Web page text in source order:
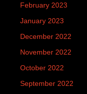
February 2023
January 2023
December 2022
November 2022
October 2022
September 2022